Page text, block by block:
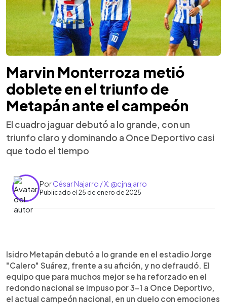
Marvin Monterroza metió
doblete en el triunfo de
Metapán ante el campeón
El cuadro jaguar debutó a lo grande, con un
triunfo claro y dominando a Once Deportivo casi
que todo el tiempo
PorCésar Najarro / X: @cjnajarro
Publicado el 25 de enero de 2025
► Escuchar artículo
Isidro Metapán debutó a lo grande en el estadio Jorge
"Calero" Suárez, frente a su afición, y no defraudó. El
equipo que para muchos mejor se ha reforzado en el
redondo nacional se impuso por 3-1 a Once Deportivo,
el actual campeón nacional, en un duelo con emociones